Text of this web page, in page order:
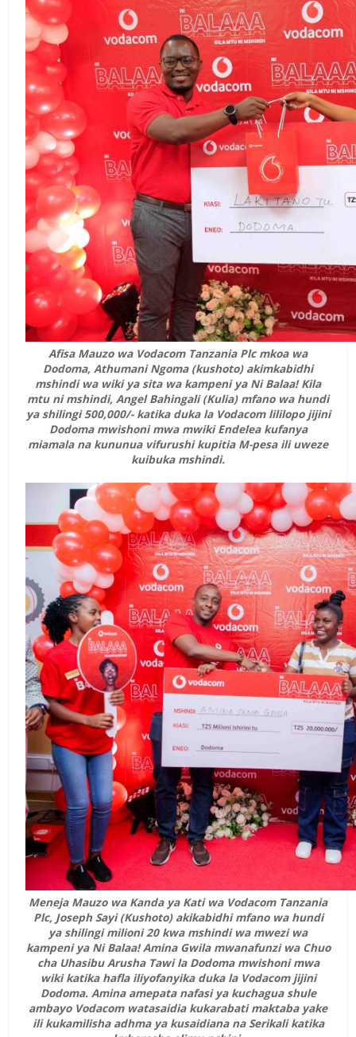
Afisa Mauzo wa Vodacom Tanzania Plc mkoa wa
Dodoma, Athumani Ngoma (kushoto) akimkabidhi
mshindi wa wiki ya sita wa kampeni ya Ni Balaa! Kila
mtu ni mshindi, Angel Bahingali (Kulia) mfano wa hundi
ya shilingi 500,000/- katika duka la Vodacom lililopo jijini
Dodoma mwishoni mwa mwiki Endelea kufanya
miamala na kununua vifurushi kupitia M-pesa ili uweze
kuibuka mshindi.
Meneja Mauzo wa Kanda ya Kati wa Vodacom Tanzania
Plc, Joseph Sayi (Kushoto) akikabidhi mfano wa hundi
ya shilingi milioni 20 kwa mshindi wa mwezi wa
kampeni ya Ni Balaa! Amina Gwila mwanafunzi wa Chuo
cha Uhasibu Arusha Tawi la Dodoma mwishoni mwa
wiki katika hafla iliyofanyika duka la Vodacom jijini
Dodoma. Amina amepata nafasi ya kuchagua shule
ambayo Vodacom watasaidia kukarabati maktaba yake
ili kukamilisha adhma ya kusaidiana na Serikali katika